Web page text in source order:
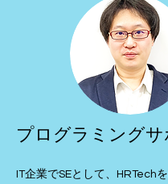
プログラミングサ
IT企業でSEとして、HRTech